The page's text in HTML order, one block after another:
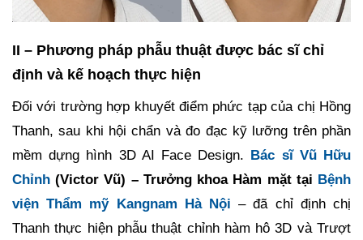
II – Phương pháp phẫu thuật được bác sĩ chỉ
định và kế hoạch thực hiện
Đối với trường hợp khuyết điểm phức tạp của chị Hồng
Thanh, sau khi hội chẩn và đo đạc kỹ lưỡng trên phần
mềm dựng hình 3D AI Face Design.
Bác sĩ Vũ Hữu
Chỉnh (Victor Vũ) – Trưởng khoa Hàm mặt tại Bệnh
viện Thẩm mỹ Kangnam Hà Nội – đã chỉ định chị
Thanh thực hiện phẫu thuật chỉnh hàm hô 3D và Trượt